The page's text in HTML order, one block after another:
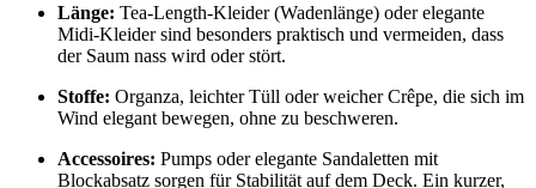
Länge: Tea-Length-Kleider (Wadenlänge) oder elegante
Midi-Kleider sind besonders praktisch und vermeiden, dass
der Saum nass wird oder stört.
Stoffe: Organza, leichter Tüll oder weicher Crêpe, die sich im
Wind elegant bewegen, ohne zu beschweren.
Accessoires: Pumps oder elegante Sandaletten mit
Blockabsatz sorgen für Stabilität auf dem Deck. Ein kurzer,